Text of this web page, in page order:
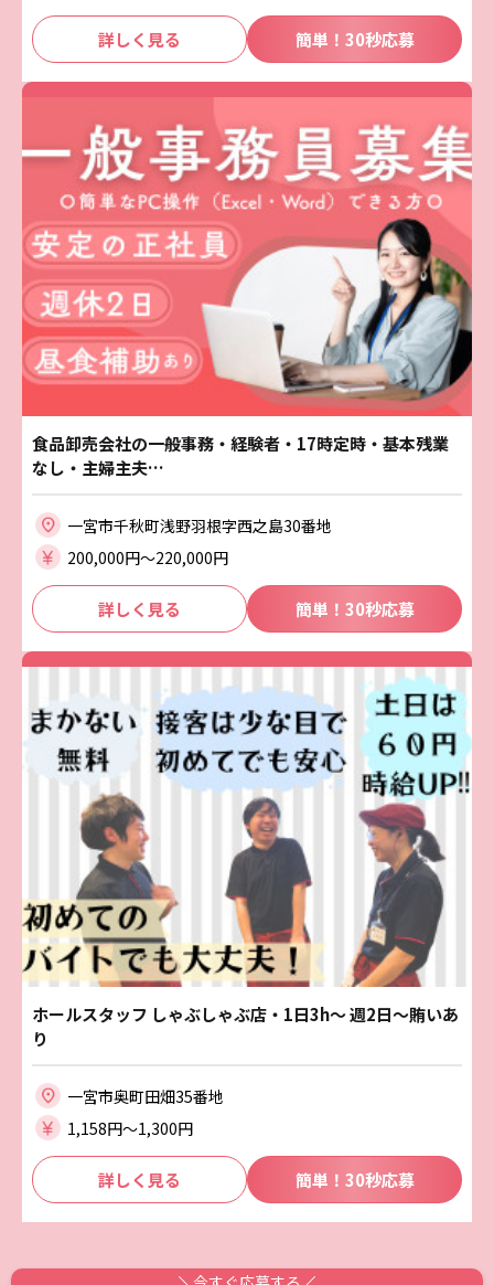
詳しく見る 簡単！30秒応募
食品卸売会社の一般事務・経験者・17時定時・基本残業
なし・主婦主夫…
一宮市千秋町浅野羽根字西之島30番地
200,000円〜220,000円
詳しく見る 簡単！30秒応募
ホールスタッフ しゃぶしゃぶ店・1日3h～ 週2日～賄いあ
り
一宮市奥町田畑35番地
1,158円〜1,300円
詳しく見る 簡単！30秒応募